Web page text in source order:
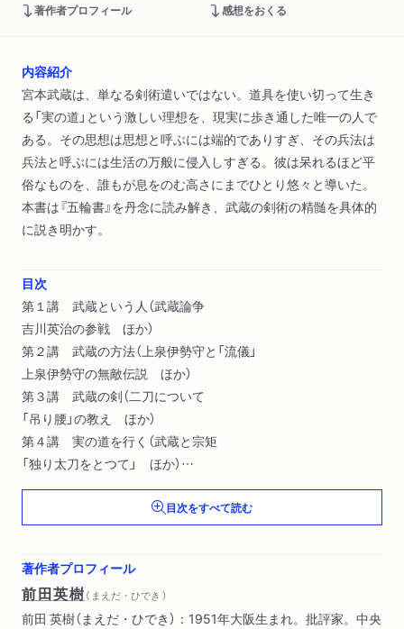
著作者プロフィール 感想をおくる
内容紹介
宮本武蔵は、単なる剣術遣いではない。道具を使い切って生き
る「実の道」という激しい理想を、現実に歩き通した唯一の人で
ある。その思想は思想と呼ぶには端的でありすぎ、その兵法は
兵法と呼ぶには生活の万般に侵入しすぎる。彼は呆れるほど平
俗なものを、誰もが息をのむ高さにまでひとり悠々と導いた。
本書は『五輪書』を丹念に読み解き、武蔵の剣術の精髄を具体的
に説き明かす。
目次
第１講 武蔵という人（武蔵論争
吉川英治の参戦 ほか）
第２講 武蔵の方法（上泉伊勢守と「流儀」
上泉伊勢守の無敵伝説 ほか）
第３講 武蔵の剣（二刀について
「吊り腰」の教え ほか）
第４講 実の道を行く（武蔵と宗矩
「独り太刀をとつて」 ほか）
補講 型を生きる（兵法に「型」があること
武蔵が作った型 ほか）
目次をすべて読む
著作者プロフィール
前田英樹（ まえだ・ひでき ）
前田 英樹（まえだ・ひでき）：1951年大阪生まれ。批評家。中央